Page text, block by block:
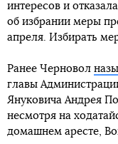
интересов и
об избрании меры
апреля. Избирать
Ранее Черновол
главы
Януковича Андрея
несмотря на
домашнем аресте,